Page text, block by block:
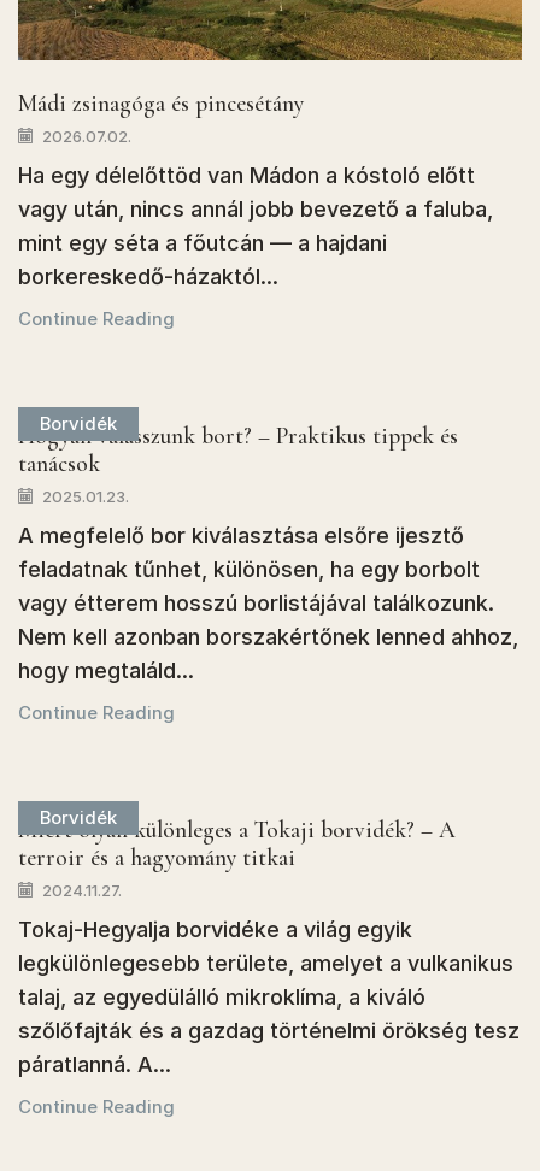
Mádi zsinagóga és pincesétány
2026.07.02.
Ha egy délelőttöd van Mádon a kóstoló előtt
vagy után, nincs annál jobb bevezető a faluba,
mint egy séta a főutcán — a hajdani
borkereskedő-házaktól...
Continue Reading
Borvidék
Hogyan válasszunk bort? – Praktikus tippek és
tanácsok
2025.01.23.
A megfelelő bor kiválasztása elsőre ijesztő
feladatnak tűnhet, különösen, ha egy borbolt
vagy étterem hosszú borlistájával találkozunk.
Nem kell azonban borszakértőnek lenned ahhoz,
hogy megtaláld...
Continue Reading
Borvidék
Miért olyan különleges a Tokaji borvidék? – A
terroir és a hagyomány titkai
2024.11.27.
Tokaj-Hegyalja borvidéke a világ egyik
legkülönlegesebb területe, amelyet a vulkanikus
talaj, az egyedülálló mikroklíma, a kiváló
szőlőfajták és a gazdag történelmi örökség tesz
páratlanná. A...
Continue Reading